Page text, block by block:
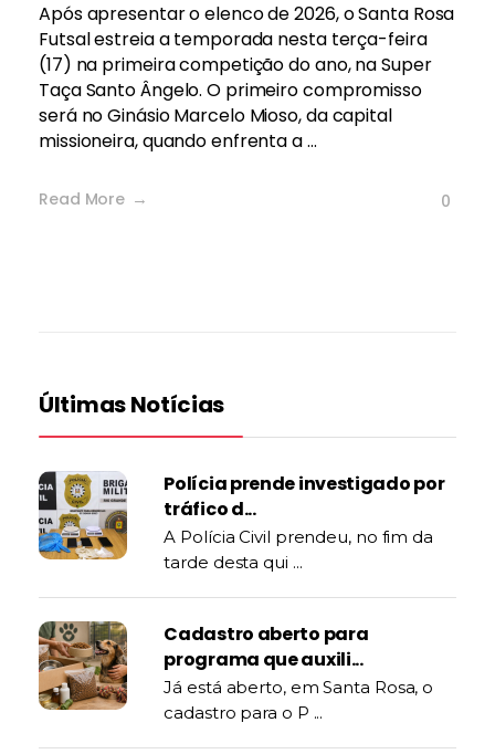
Após apresentar o elenco de 2026, o Santa Rosa
Futsal estreia a temporada nesta terça-feira
(17) na primeira competição do ano, na Super
Taça Santo Ângelo. O primeiro compromisso
será no Ginásio Marcelo Mioso, da capital
missioneira, quando enfrenta a ...
Read More 0
Últimas Notícias
Polícia prende investigado por
tráfico d...
A Polícia Civil prendeu, no fim da
tarde desta qui ...
Cadastro aberto para
programa que auxili...
Já está aberto, em Santa Rosa, o
cadastro para o P ...